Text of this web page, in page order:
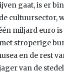
gaat, is er
cultuursector,
miljard euro
stroperige
en de rest
van de